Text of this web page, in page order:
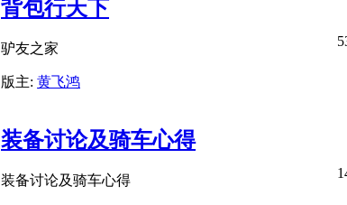
背包行天下
驴友之家
版主: 黄飞鸿
装备讨论及骑车心得
装备讨论及骑车心得